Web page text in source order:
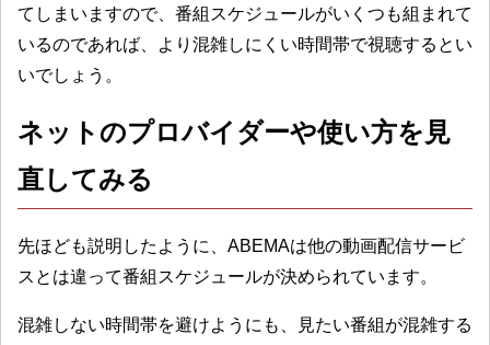
てしまいますので、番組スケジュールがいくつも組まれて
いるのであれば、より混雑しにくい時間帯で視聴するとい
いでしょう。
ネットのプロバイダーや使い方を見
直してみる
先ほども説明したように、ABEMAは他の動画配信サービ
スとは違って番組スケジュールが決められています。
混雑しない時間帯を避けようにも、見たい番組が混雑する